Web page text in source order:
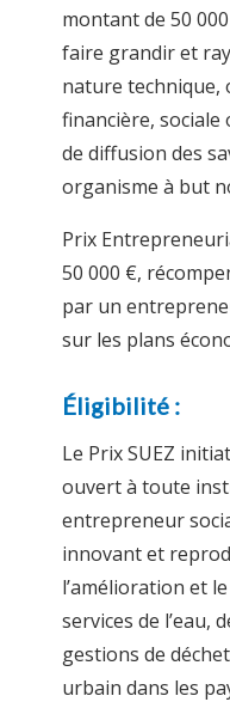
montant de 50
faire grandir et
nature technique,
financière,
de diffusion des
organisme à but
Prix
50 000 €,
par un
sur les plans
Éligibilité :
Le Prix SUEZ
ouvert à toute
entrepreneur
innovant et
l’amélioration et
services de l’eau,
gestions de
urbain dans les